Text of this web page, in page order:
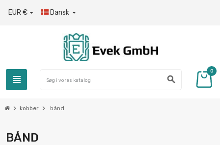
EUR € Dansk 
view_headline search
0
chevron_right kobber chevron_right bånd
BÅND